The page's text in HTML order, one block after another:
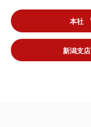
本社
新潟支店